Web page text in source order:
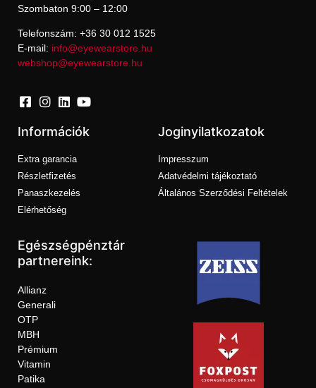
Szombaton 9:00 – 12:00
Telefonszám: +36 30 012 1525
E-mail: info@eyewearstore.hu
webshop@eyewearstore.hu
Információk
Extra garancia
Részletfizetés
Panaszkezelés
Elérhetőség
Joginyilatkozatok
Impresszum
Adatvédelmi tájékoztató
Általános Szerződési Feltételek
Egészségpénztár
partnereink:
Allianz
Generali
OTP
MBH
Prémium
Vitamin
Patika